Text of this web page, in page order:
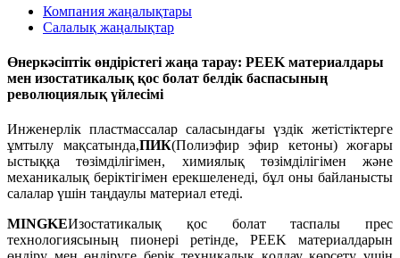
Компания жаңалықтары
Салалық жаңалықтар
Өнеркәсіптік өндірістегі жаңа тарау: PEEK материалдары
мен изостатикалық қос болат белдік баспасының
революциялық үйлесімі
Инженерлік пластмассалар саласындағы үздік жетістіктерге
ұмтылу мақсатында,ПИК(Полиэфир эфир кетоны) жоғары
ыстыққа төзімділігімен, химиялық төзімділігімен және
механикалық беріктігімен ерекшеленеді, бұл оны байланысты
салалар үшін таңдаулы материал етеді.
MINGKEИзостатикалық қос болат таспалы прес
технологиясының пионері ретінде, PEEK материалдарын